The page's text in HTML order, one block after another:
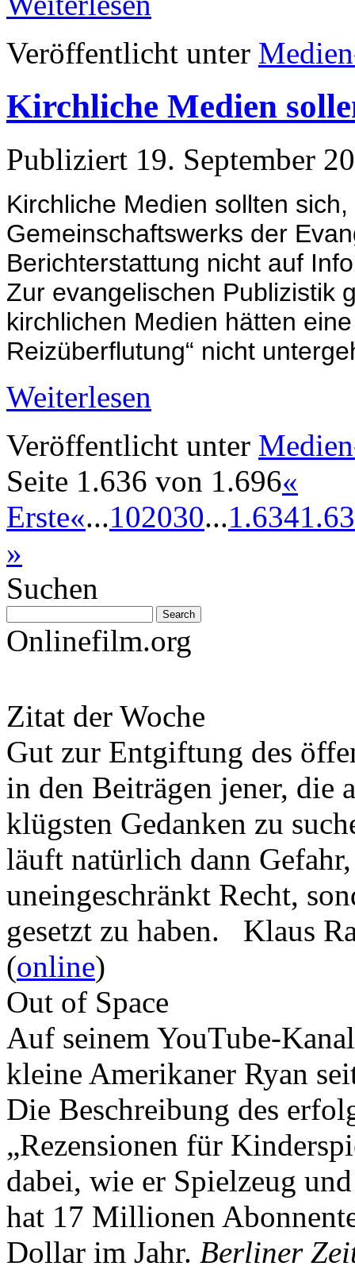
Veröffentlicht unter
Kirchliche Medien
Publiziert 19. September
Kirchliche Medien sollten
Gemeinschaftswerks der
Berichterstattung nicht auf
Zur evangelischen Publizistik
kirchlichen Medien hätten
Reizüberflutung“ nicht
Weiterlesen
Veröffentlicht unter
Seite 1.636 von 1.696«
Erste«...102030...1.634
»
Suchen
Onlinefilm.org
Zitat der Woche
Gut zur Entgiftung des
in den Beiträgen jener, die
klügsten Gedanken zu
läuft natürlich dann
uneingeschränkt Recht,
gesetzt zu haben. Klaus
(online)
Out of Space
Auf seinem YouTube-
kleine Amerikaner Ryan
Die Beschreibung des
„Rezensionen für
dabei, wie er Spielzeug
hat 17 Millionen
Dollar im Jahr. Berliner